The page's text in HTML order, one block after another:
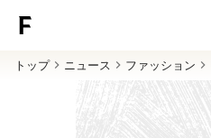
トップ ニュース ファッション